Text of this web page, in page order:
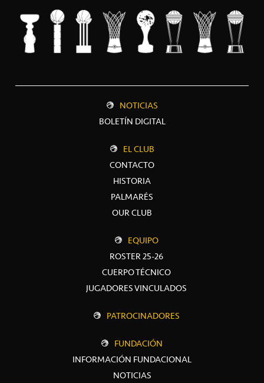
NOTICIAS
BOLETÍN DIGITAL
EL CLUB
CONTACTO
HISTORIA
PALMARÉS
OUR CLUB
EQUIPO
ROSTER 25-26
CUERPO TÉCNICO
JUGADORES VINCULADOS
PATROCINADORES
FUNDACIÓN
INFORMACIÓN FUNDACIONAL
NOTICIAS